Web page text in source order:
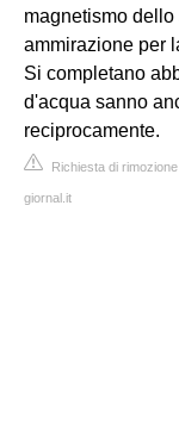
magnetismo
ammirazione per
Si completano
d'acqua sanno
reciprocamente.
Richiesta di
giornal.it